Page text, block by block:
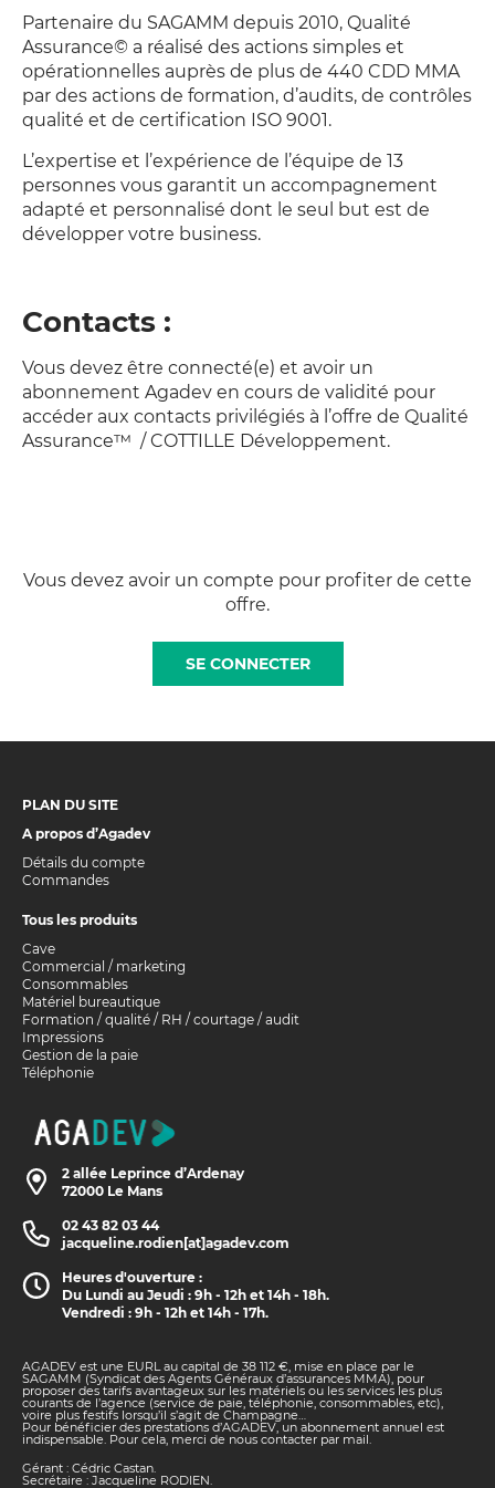
Partenaire du SAGAMM depuis 2010, Qualité
Assurance© a réalisé des actions simples et
opérationnelles auprès de plus de 440 CDD MMA
par des actions de formation, d’audits, de contrôles
qualité et de certification ISO 9001.
L’expertise et l’expérience de l’équipe de 13
personnes vous garantit un accompagnement
adapté et personnalisé dont le seul but est de
développer votre business.
Contacts :
Vous devez être connecté(e) et avoir un
abonnement Agadev en cours de validité pour
accéder aux contacts privilégiés à l’offre de Qualité
Assurance™ / COTTILLE Développement.
Vous devez avoir un compte pour profiter de cette
offre.
SE CONNECTER
PLAN DU SITE
A propos d’Agadev
Détails du compte
Commandes
Tous les produits
Cave
Commercial / marketing
Consommables
Matériel bureautique
Formation / qualité / RH / courtage / audit
Impressions
Gestion de la paie
Téléphonie
2 allée Leprince d’Ardenay
72000 Le Mans
02 43 82 03 44
jacqueline.rodien[at]agadev.com
Heures d'ouverture :
Du Lundi au Jeudi : 9h - 12h et 14h - 18h.
Vendredi : 9h - 12h et 14h - 17h.
AGADEV est une EURL au capital de 38 112 €, mise en place par le
SAGAMM (Syndicat des Agents Généraux d’assurances MMA), pour
proposer des tarifs avantageux sur les matériels ou les services les plus
courants de l’agence (service de paie, téléphonie, consommables, etc),
voire plus festifs lorsqu’il s’agit de Champagne…
Pour bénéficier des prestations d’AGADEV, un abonnement annuel est
indispensable. Pour cela, merci de nous contacter par mail.
Gérant : Cédric Castan.
Secrétaire : Jacqueline RODIEN.